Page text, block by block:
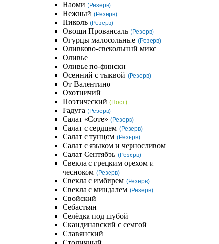
Наоми (Резерв)
Нежный (Резерв)
Николь (Резерв)
Овощи Провансаль (Резерв)
Огурцы малосольные (Резерв)
Оливково-свекольный микс
Оливье
Оливье по-фински
Осенний с тыквой (Резерв)
От Валентино
Охотничий
Поэтический (Пост)
Радуга (Резерв)
Салат «Соте» (Резерв)
Салат с сердцем (Резерв)
Салат с тунцом (Резерв)
Салат с языком и черносливом
Салат Сентябрь (Резерв)
Свекла с грецким орехом и
чесноком (Резерв)
Свекла с имбирем (Резерв)
Свекла с миндалем (Резерв)
Свойский
Себастьян
Селёдка под шубой
Скандинавский с семгой
Славянский
Столичный